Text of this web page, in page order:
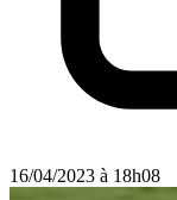
16/04/2023 à 18h08